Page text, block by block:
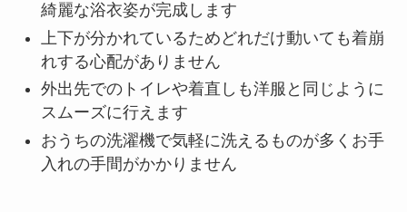
綺麗な浴衣姿が完成します
上下が分かれているためどれだけ動いても着崩
れする心配がありません
外出先でのトイレや着直しも洋服と同じように
スムーズに行えます
おうちの洗濯機で気軽に洗えるものが多くお手
入れの手間がかかりません